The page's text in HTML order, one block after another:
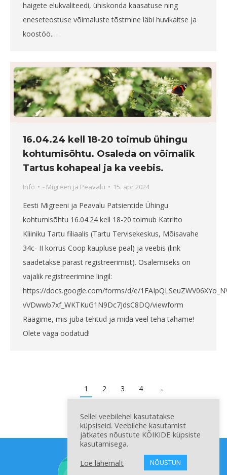
haigete elukvaliteedi, ühiskonda kaasatuse ning
eneseteostuse võimaluste tõstmine läbi huvikaitse ja
koostöö.…
16.04.24 kell 18-20 toimub ühingu
kohtumisõhtu. Osaleda on võimalik
Tartus kohapeal ja ka veebis.
Info - Migreen ja Peavalu 15. apr 2024
Eesti Migreeni ja Peavalu Patsientide Ühingu
kohtumisõhtu 16.04.24 kell 18-20 toimub Katriito
Kliiniku Tartu filiaalis (Tartu Tervisekeskus, Mõisavahe
34c- II korrus Coop kaupluse peal) ja veebis (link
saadetakse pärast registreerimist). Osalemiseks on
vajalik registreerimine lingil:
https://docs.google.com/forms/d/e/
vVDwwb7xf_WKTKuG1N9Dc7JdsC8DQ/viewform
Räägime, mis juba tehtud ja mida veel teha tahame!
Olete väga oodatud!
1 2 3 4 →
Sellel veebilehel kasutatakse
küpsiseid. Veebilehe kasutamist
jätkates nõustute KÕIKIDE küpsiste
kasutamisega.
Loe lähemalt
NÕUSTUN